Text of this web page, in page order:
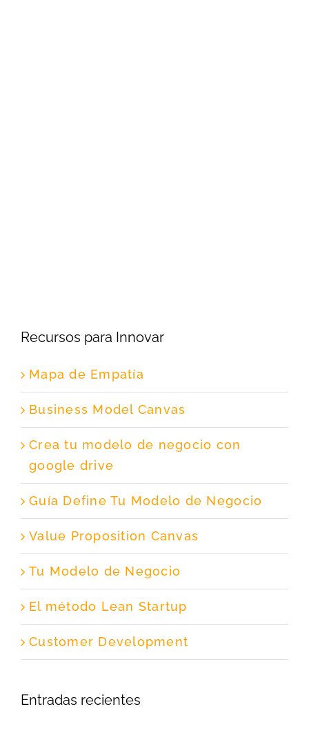
Recursos para Innovar
Mapa de Empatía
Business Model Canvas
Crea tu modelo de negocio con
google drive
Guía Define Tu Modelo de Negocio
Value Proposition Canvas
Tu Modelo de Negocio
El método Lean Startup
Customer Development
Entradas recientes